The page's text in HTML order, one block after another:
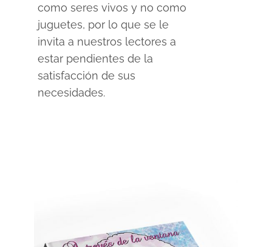
como seres vivos y no como
juguetes, por lo que se le
invita a nuestros lectores a
estar pendientes de la
satisfacción de sus
necesidades.